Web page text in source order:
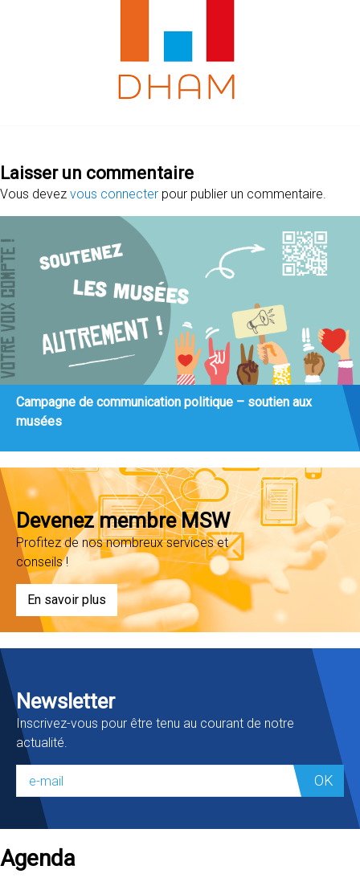
Laisser un commentaire
Vous devez vous connecter pour publier un commentaire.
Campagne de communication politique – soutien aux
musées
Devenez membre MSW
Profitez de nos nombreux services et
conseils !
En savoir plus
Newsletter
Inscrivez-vous pour être tenu au courant de notre
actualité.
OK
Agenda